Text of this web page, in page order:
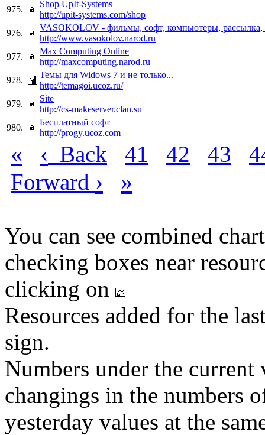
975.
Shop UpIt-Systems
http://upit-systems.com/shop
976.
VASOKOLOV - фильмы, софт, компьютеры, рассылка,
http://www.vasokolov.narod.ru
977.
Max Computing Online
http://maxcomputing.narod.ru
978.
Темы для Widows 7 и не только...
http://temagoi.ucoz.ru/
979.
Site
http://cs-makeserver.clan.su
980.
Бесплатный софт
http://progy.ucoz.com
« ‹ Back 41 42 43
Forward › »
You can see combined
checking boxes near
clicking on
Resources added for the
sign.
Numbers under the
changings in the numbers
yesterday values at the